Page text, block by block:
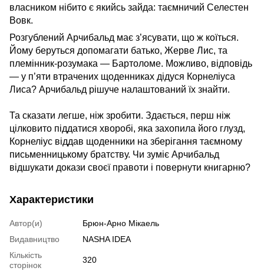
власником нібито є якийсь зайда: таємничий Селестен
Вовк.
Розгублений Арчибальд має з’ясувати, що ж коїться.
Йому беруться допомагати батько, Жерве Лис, та
племінник-розумака — Бартоломе. Можливо, відповідь
— у п’яти втрачених щоденниках дідуся Корнеліуса
Лиса? Арчибальд рішуче налаштований їх знайти.
Та сказати легше, ніж зробити. Здається, перш ніж
цілковито піддатися хворобі, яка захопила його глузд,
Корнеліус віддав щоденники на зберігання таємному
письменницькому братству. Чи зуміє Арчибальд
відшукати докази своєї правоти і повернути книгарню?
Характеристики
Автор(и)
Брюн-Арно Мікаель
Видавництво
NASHA IDEA
Кількість
сторінок
320